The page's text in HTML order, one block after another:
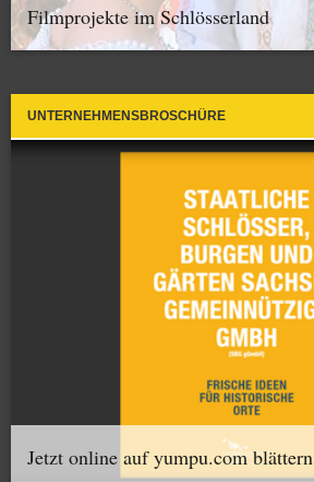
Filmprojekte im Schlösserland
UNTERNEHMENSBROSCHÜRE
Jetzt online auf yumpu.com blättern